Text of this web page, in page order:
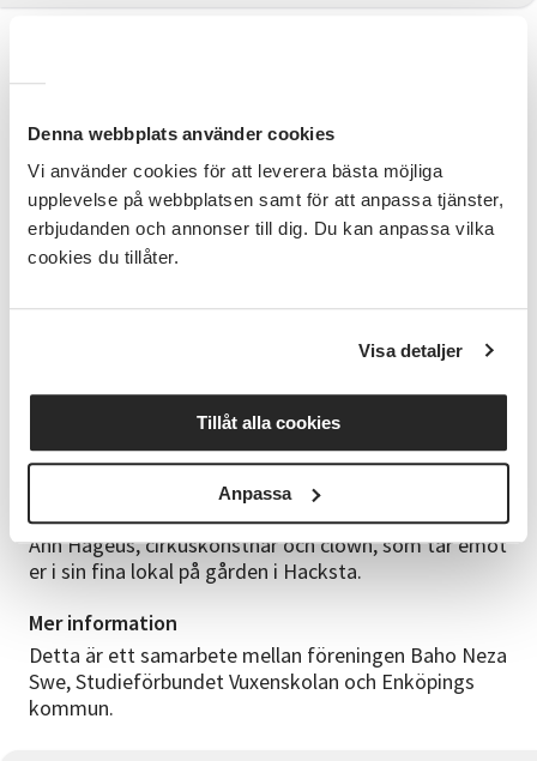
Denna webbplats använder cookies
Vi använder cookies för att leverera bästa möjliga
upplevelse på webbplatsen samt för att anpassa tjänster,
erbjudanden och annonser till dig. Du kan anpassa vilka
cookies du tillåter.
Visa detaljer
Tillåt alla cookies
Anpassa
sommarlovsaktivitet för dig mellan 7-12 år. Under en
heldag kommer vi att testa akrobatik, pyramider,
rockring, jonglering och clown. Men inte bara det, vi
ska också skapa en show tillsammans som vi i slutet
av dagen visar för hela familjen.
förälders/vuxen kontaktpersons mobilnummer
Hacksta Svind 33, cirka 1,5 mil söder om Grillby.
Ann Hageus, cirkuskonstnär och clown, som tar emot
er i sin fina lokal på gården i Hacksta.
Mer information
Detta är ett samarbete mellan föreningen Baho Neza
Swe, Studieförbundet Vuxenskolan och Enköpings
kommun.